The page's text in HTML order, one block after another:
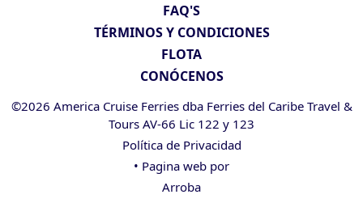
FAQ'S
TÉRMINOS Y CONDICIONES
FLOTA
CONÓCENOS
©2026 America Cruise Ferries dba Ferries del Caribe Travel &
Tours AV-66 Lic 122 y 123
Política de Privacidad
• Pagina web por
Arroba